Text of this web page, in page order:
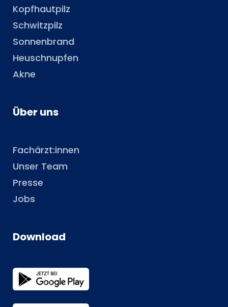
Kopfhautpilz
Schwitzpilz
Sonnenbrand
Heuschnupfen
Akne
Über uns
Fachärzt:innen
Unser Team
Presse
Jobs
Download